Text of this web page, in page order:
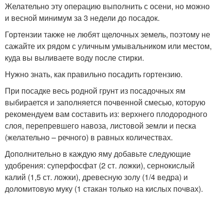
Желательно эту операцию выполнить с осени, но можно
и весной минимум за 3 недели до посадок.
Гортензии также не любят щелочных земель, поэтому не
сажайте их рядом с уличным умывальником или местом,
куда вы выливаете воду после стирки.
Нужно знать, как правильно посадить гортензию.
При посадке весь родной грунт из посадочных ям
выбирается и заполняется почвенной смесью, которую
рекомендуем вам составить из: верхнего плодородного
слоя, перепревшего навоза, листовой земли и песка
(желательно – речного) в равных количествах.
Дополнительно в каждую яму добавьте следующие
удобрения: суперфосфат (2 ст. ложки), сернокислый
калий (1,5 ст. ложки), древесную золу (1/4 ведра) и
доломитовую муку (1 стакан только на кислых почвах).